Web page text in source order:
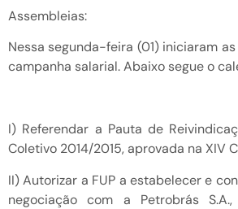
Assembleias:
Nessa segunda-feira (01) iniciaram
campanha salarial. Abaixo segue o
I) Referendar a Pauta de
Coletivo 2014/2015, aprovada na XIV
II) Autorizar a FUP a estabelecer e
negociação com a Petrobrás